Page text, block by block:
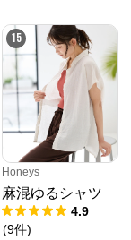
15
Honeys
麻混ゆるシャツ
4.9
(9件)